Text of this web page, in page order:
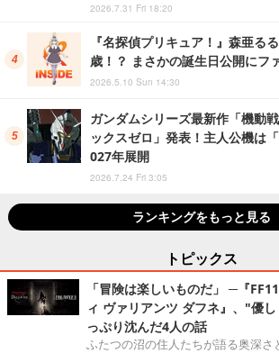
2026.7.31 Fri 18:20
『名探偵プリキュア！』森亜る
歳！？ まさかの誕生日公開にフ
2026.5.10 Sun 14:30
ガンダムシリーズ最新作「機動
ックスゼロ」発表！主人公機は
027年展開
2026.7.24 Fri 3:05
ランキングをもっと見る
トピックス
「冒険は楽しいものだ」 ─『
ィ ヴァリアンツ ダフネ』、"優
っぷり沈んだ4人の話
ふたつの沼の住人たちが語る奥深さ